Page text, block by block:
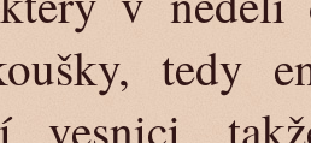
tedy
vesnici,